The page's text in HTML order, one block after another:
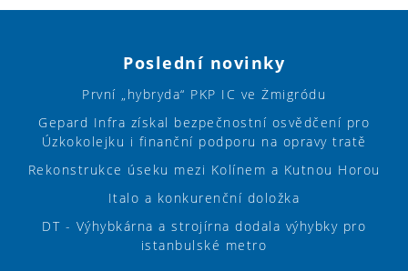
Poslední novinky
První „hybryda“ PKP IC ve Żmigródu
Gepard Infra získal bezpečnostní osvědčení pro
Úzkokolejku i finanční podporu na opravy tratě
Rekonstrukce úseku mezi Kolínem a Kutnou Horou
Italo a konkurenční doložka
DT - Výhybkárna a strojírna dodala výhybky pro
istanbulské metro